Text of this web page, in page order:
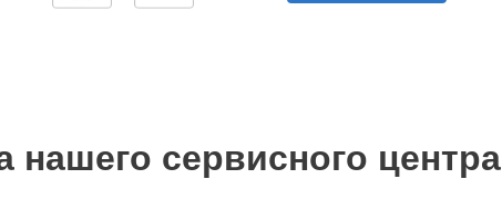
нашего сервисного центра